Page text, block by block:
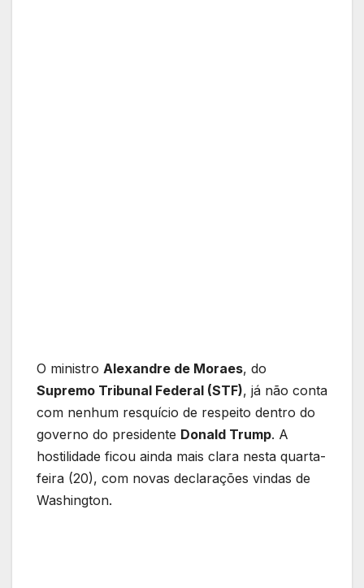
O ministro Alexandre de Moraes, do
Supremo Tribunal Federal (STF), já não conta
com nenhum resquício de respeito dentro do
governo do presidente Donald Trump. A
hostilidade ficou ainda mais clara nesta quarta-
feira (20), com novas declarações vindas de
Washington.